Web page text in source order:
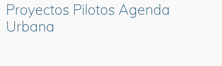
Proyectos Pilotos Agenda
Urbana